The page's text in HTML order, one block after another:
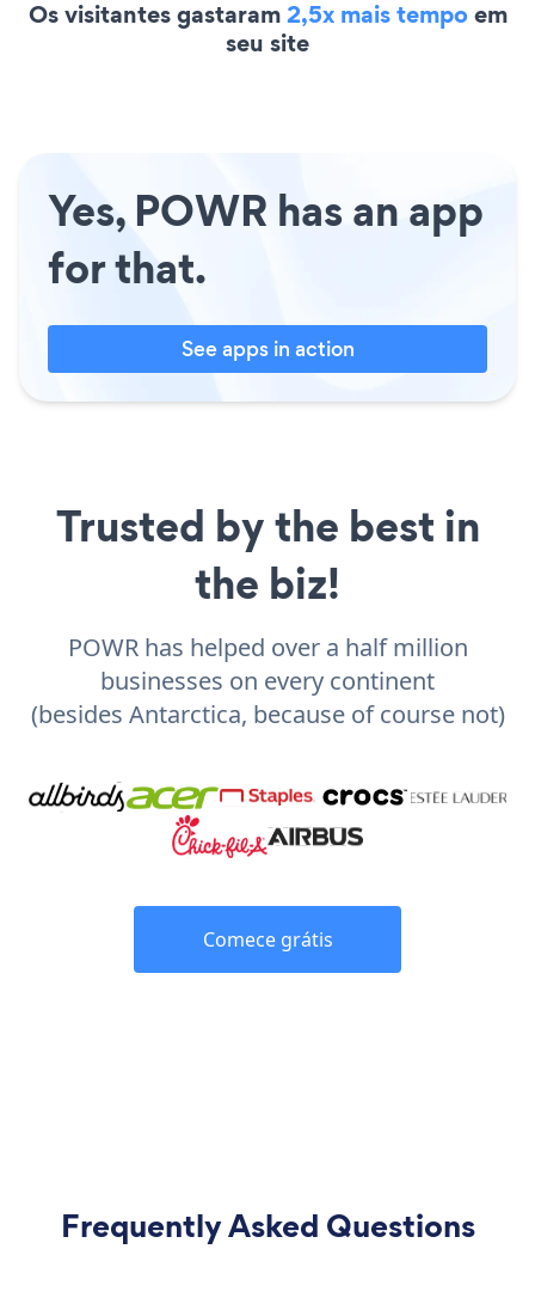
Os visitantes gastaram2,5x mais tempoem
seu site
Yes, POWR has an app
for that.
See apps in action
Trusted by the best in
the biz!
POWR has helped over a half million
businesses on every continent
(besides Antarctica, because of course not)
Comece grátis
Frequently Asked Questions